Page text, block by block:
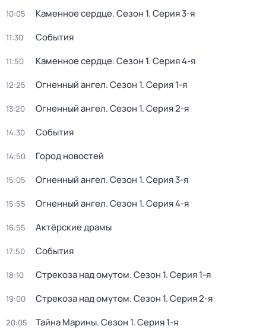
10:05 Каменное сердце. Сезон 1. Серия 3-я
11:30 События
11:50 Каменное сердце. Сезон 1. Серия 4-я
12:25 Огненный ангел. Сезон 1. Серия 1-я
13:20 Огненный ангел. Сезон 1. Серия 2-я
14:30 События
14:50 Город новостей
15:05 Огненный ангел. Сезон 1. Серия 3-я
15:55 Огненный ангел. Сезон 1. Серия 4-я
16:55 Актёрские драмы
17:50 События
18:10 Стрекоза над омутом. Сезон 1. Серия 1-я
19:00 Стрекоза над омутом. Сезон 1. Серия 2-я
20:05 Тайна Марины. Сезон 1. Серия 1-я